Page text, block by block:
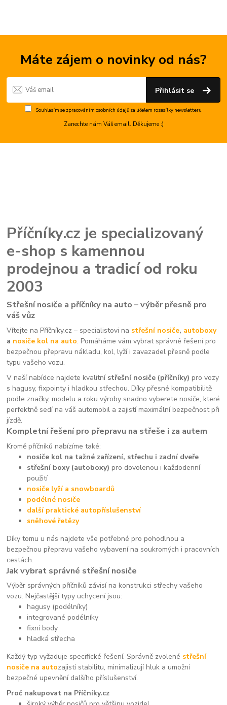
Máte zájem o novinky od nás?
Přihlásit se
Souhlasím se zpracováním osobních údajůza účelem rozesílky newsletteru.
Zanechte nám Váš email. Děkujeme :)
Příčníky.cz je specializovaný
e-shop s kamennou
prodejnou a tradicí od roku
2003
Střešní nosiče a příčníky na auto – výběr přesně pro
váš vůz
Vítejte na Příčníky.cz – specialistovi na střešní nosiče, autoboxy
a nosiče kol na auto. Pomáháme vám vybrat správné řešení pro
bezpečnou přepravu nákladu, kol, lyží i zavazadel přesně podle
typu vašeho vozu.
V naší nabídce najdete kvalitní střešní nosiče (příčníky) pro vozy
s hagusy, fixpointy i hladkou střechou. Díky přesné kompatibilitě
podle značky, modelu a roku výroby snadno vyberete nosiče, které
perfektně sedí na váš automobil a zajistí maximální bezpečnost při
jízdě.
Kompletní řešení pro přepravu na střeše i za autem
Kromě příčníků nabízíme také:
nosiče kol na tažné zařízení, střechu i zadní dveře
střešní boxy (autoboxy) pro dovolenou i každodenní
použití
nosiče lyží a snowboardů
podélné nosiče
další praktické autopříslušenství
sněhové řetězy
Díky tomu u nás najdete vše potřebné pro pohodlnou a
bezpečnou přepravu vašeho vybavení na soukromých i pracovních
cestách.
Jak vybrat správné střešní nosiče
Výběr správných příčníků závisí na konstrukci střechy vašeho
vozu. Nejčastější typy uchycení jsou:
hagusy (podélníky)
integrované podélníky
fixní body
hladká střecha
Každý typ vyžaduje specifické řešení. Správně zvolené střešní
nosiče na autozajistí stabilitu, minimalizují hluk a umožní
bezpečné upevnění dalšího příslušenství.
Proč nakupovat na Příčníky.cz